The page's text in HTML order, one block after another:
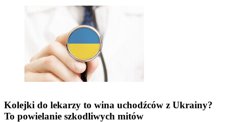
Kolejki do lekarzy to wina uchodźców z Ukrainy?
To powielanie szkodliwych mitów